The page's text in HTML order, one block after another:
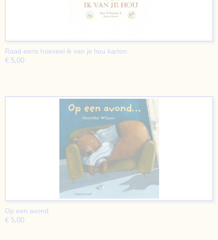
Raad eens hoeveel ik van je hou karton
€ 5,00
Op een avond
€ 5,00